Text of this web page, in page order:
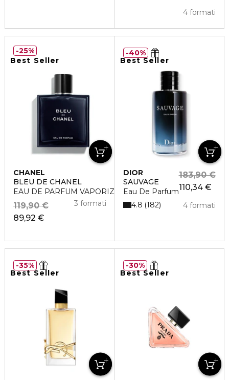
4 formati
Best Seller
CHANEL
BLEU DE CHANEL
EAU DE PARFUM VAPORIZZATORE
89,92 €
119,90 € 3 formati
25%
Best Seller
DIOR
SAUVAGE
Eau De Parfum110,34 €
183,90 €
4 formati
4.8 182
40%
Best Seller
35%
Best Seller
30%